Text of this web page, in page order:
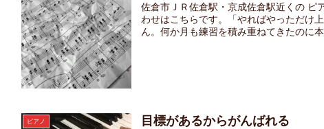
佐倉市ＪＲ佐倉駅・京成佐倉駅近くの ピ
わせはこちらです。「やればやっただけ
ん。何か月も練習を積み重ねてきたのに本
ピアノ 目標があるからがんばれる